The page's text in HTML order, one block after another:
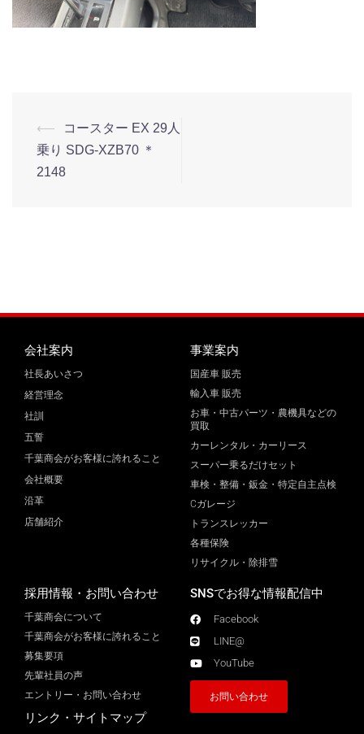
⟵
コースター EX 29人
乗り SDG-XZB70 ＊
2148
会社案内
社長あいさつ
経営理念
社訓
五誓
千葉商会がお客様に誇れること
会社概要
沿革
店舗紹介
事業案内
国産車 販売
輸入車 販売
お車・中古パーツ・農機具などの
買取
カーレンタル・カーリース
スーパー乗るだけセット
車検・整備・鈑金・特定自主点検
Cガレージ
トランスレッカー
各種保険
リサイクル・除排雪
採用情報・お問い合わせ
千葉商会について
千葉商会がお客様に誇れること​
募集要項
先輩社員の声
エントリー・お問い合わせ
リンク・サイトマップ
SNSでお得な情報配信中
Facebook
LINE@
YouTube
お問い合わせ